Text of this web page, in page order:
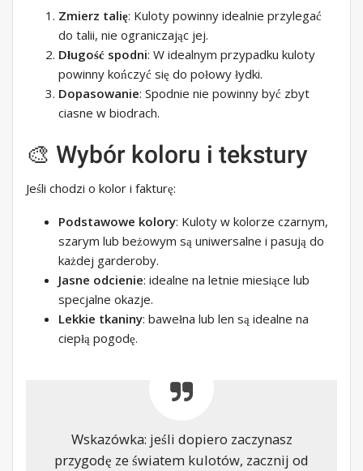
Zmierz talię: Kuloty powinny idealnie przylegać
do talii, nie ograniczając jej.
Długość spodni: W idealnym przypadku kuloty
powinny kończyć się do połowy łydki.
Dopasowanie: Spodnie nie powinny być zbyt
ciasne w biodrach.
🎨 Wybór koloru i tekstury
Jeśli chodzi o kolor i fakturę:
Podstawowe kolory: Kuloty w kolorze czarnym,
szarym lub beżowym są uniwersalne i pasują do
każdej garderoby.
Jasne odcienie: idealne na letnie miesiące lub
specjalne okazje.
Lekkie tkaniny: bawełna lub len są idealne na
ciepłą pogodę.
Wskazówka: jeśli dopiero zaczynasz
przygodę ze światem kulotów, zacznij od